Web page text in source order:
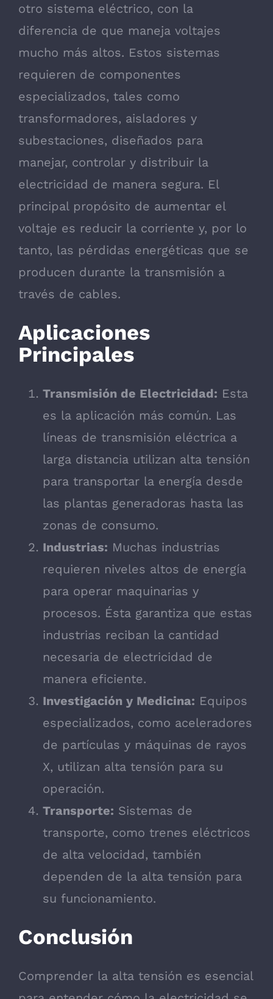
otro sistema eléctrico, con la
diferencia de que maneja voltajes
mucho más altos. Estos sistemas
requieren de componentes
especializados, tales como
transformadores, aisladores y
subestaciones, diseñados para
manejar, controlar y distribuir la
electricidad de manera segura. El
principal propósito de aumentar el
voltaje es reducir la corriente y, por lo
tanto, las pérdidas energéticas que se
producen durante la transmisión a
través de cables.
Aplicaciones
Principales
Transmisión de Electricidad: Esta
es la aplicación más común. Las
líneas de transmisión eléctrica a
larga distancia utilizan alta tensión
para transportar la energía desde
las plantas generadoras hasta las
zonas de consumo.
Industrias: Muchas industrias
requieren niveles altos de energía
para operar maquinarias y
procesos. Ésta garantiza que estas
industrias reciban la cantidad
necesaria de electricidad de
manera eficiente.
Investigación y Medicina: Equipos
especializados, como aceleradores
de partículas y máquinas de rayos
X, utilizan alta tensión para su
operación.
Transporte: Sistemas de
transporte, como trenes eléctricos
de alta velocidad, también
dependen de la alta tensión para
su funcionamiento.
Conclusión
Comprender la alta tensión es esencial